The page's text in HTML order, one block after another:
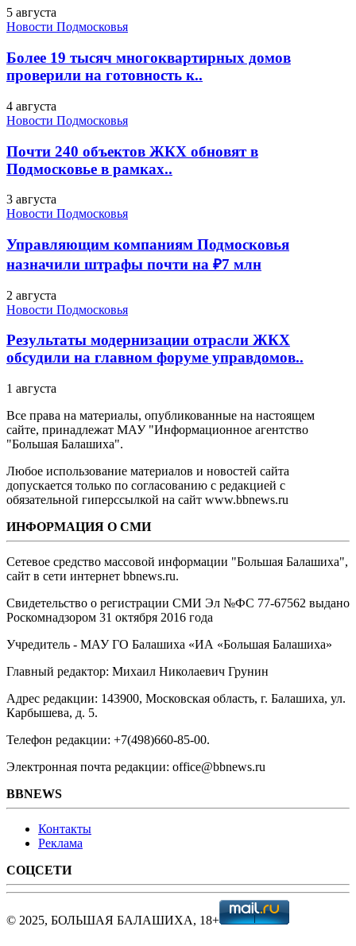
5 августа
Новости Подмосковья
Более 19 тысяч многоквартирных домов
проверили на готовность к..
4 августа
Новости Подмосковья
Почти 240 объектов ЖКХ обновят в
Подмосковье в рамках..
3 августа
Новости Подмосковья
Управляющим компаниям Подмосковья
назначили штрафы почти на ₽7 млн
2 августа
Новости Подмосковья
Результаты модернизации отрасли ЖКХ
обсудили на главном форуме управдомов..
1 августа
Все права на материалы, опубликованные на настоящем
сайте, принадлежат МАУ "Информационное агентство
"Большая Балашиха".
Любое использование материалов и новостей сайта
допускается только по согласованию с редакцией с
обязательной гиперссылкой на сайт www.bbnews.ru
ИНФОРМАЦИЯ О СМИ
Сетевое средство массовой информации "Большая Балашиха",
сайт в сети интернет bbnews.ru.
Свидетельство о регистрации СМИ Эл №ФС ‎77-67562 выдано
Роскомнадзором 31 октября 2016 года
Учредитель - МАУ ГО Балашиха «ИА «Большая Балашиха»
Главный редактор: Михаил Николаевич Грунин
Адрес редакции: 143900, Московская область, г. Балашиха, ул.
Карбышева, д. 5.
Телефон редакции: +7(498)660-85-00.
Электронная почта редакции: office@bbnews.ru
BBNEWS
Контакты
Реклама
СОЦСЕТИ
© 2025, БОЛЬШАЯ БАЛАШИХА, 18+